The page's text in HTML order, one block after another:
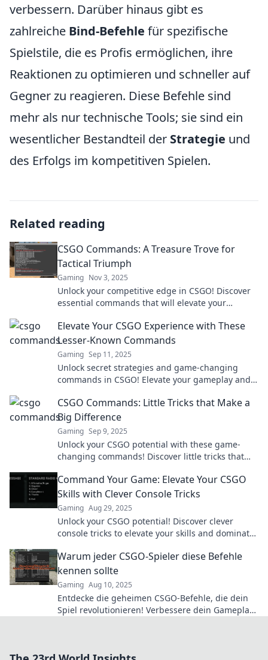
verbessern. Darüber hinaus gibt es
zahlreiche Bind-Befehle für spezifische
Spielstile, die es Profis ermöglichen, ihre
Reaktionen zu optimieren und schneller auf
Gegner zu reagieren. Diese Befehle sind
mehr als nur technische Tools; sie sind ein
wesentlicher Bestandteil der Strategie und
des Erfolgs im kompetitiven Spielen.
Related reading
CSGO Commands: A Treasure Trove for
Tactical Triumph
Gaming Nov 3, 2025
Unlock your competitive edge in CSGO! Discover
essential commands that will elevate your
Elevate Your CSGO Experience with These
Lesser-Known Commands
Gaming Sep 11, 2025
Unlock secret strategies and game-changing
commands in CSGO! Elevate your gameplay and
CSGO Commands: Little Tricks that Make a
Big Difference
Gaming Sep 9, 2025
Unlock your CSGO potential with these game-
changing commands! Discover little tricks that
experience.
Command Your Game: Elevate Your CSGO
Skills with Clever Console Tricks
Gaming Aug 29, 2025
Unlock your CSGO potential! Discover clever
console tricks to elevate your skills and dominate
Warum jeder CSGO-Spieler diese Befehle
kennen sollte
Gaming Aug 10, 2025
Entdecke die geheimen CSGO-Befehle, die dein
Spiel revolutionieren! Verbessere dein Gameplay